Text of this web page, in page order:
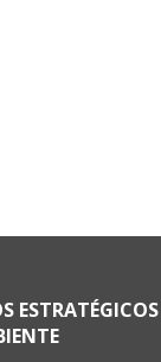
ESTRATÉGICOS